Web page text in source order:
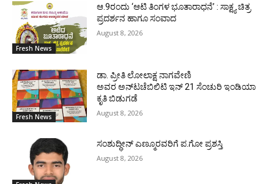
Fresh News
ಆ.9ರಂದು ‘ಆಟಿ ತಿಂಗಳ ಭೂತಾರಾಧನೆ’ : ಸಾಕ್ಷ್ಯ ಚಿತ್ರ
ಪ್ರದರ್ಶನ ಹಾಗೂ ಸಂವಾದ
August 8, 2026
Fresh News
ಡಾ. ಪ್ರೀತಿ ಲೋಲಾಕ್ಷ ನಾಗವೇಣಿ
ಅವರ ಅನ್‌ಟಚೆಬಿಲಿಟಿ ಇನ್ 21 ಸೆಂಚುರಿ ಇಂಡಿಯಾ
ಕೃತಿ ಬಿಡುಗಡೆ
August 8, 2026
ಸಂಶುದ್ಧೀನ್ ಎಣ್ಮೂರವರಿಗೆ ಪ.ಗೋ ಪ್ರಶಸ್ತಿ
August 8, 2026